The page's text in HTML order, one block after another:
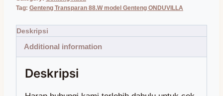
Tag: Genteng Transparan 88.W model Genteng ONDUVILLA
Additional information